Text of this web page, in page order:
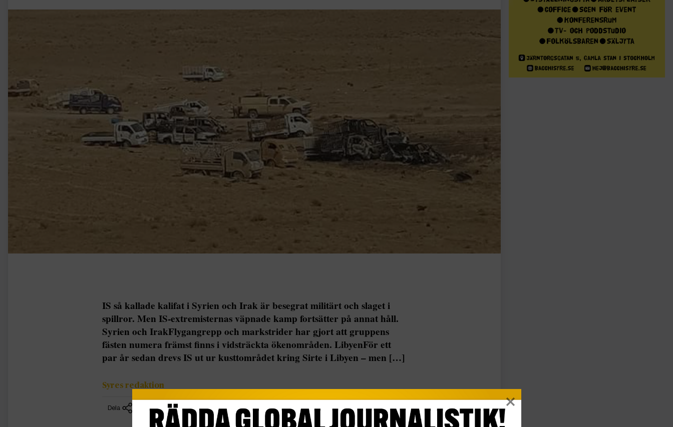
IS så kallade kalifat i Syrien och Irak är besegrat militärt och slaget i
spillror. Men IS-extremisternas väpnade kamp fortsätter på annat håll.
Syrien och IrakFlygangrepp och markstrider har gjort att gruppens
fästen numera främst finns i vidsträckta ökenområden. LibyenFör ett
par år sedan drevs IS ut ur kusttområdet kring Sirte i Libyen – men […]
Syres redaktion
Dela